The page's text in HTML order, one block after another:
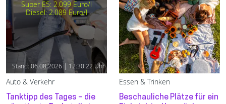
Super E5: 2.099 Euro/l
Diesel: 2.089 Euro/l
Stand: 06.08.2026 | 12:30:22 Uhr
Auto & Verkehr
Tanktipp des Tages – die
Essen & Trinken
Beschauliche Plätze für ein